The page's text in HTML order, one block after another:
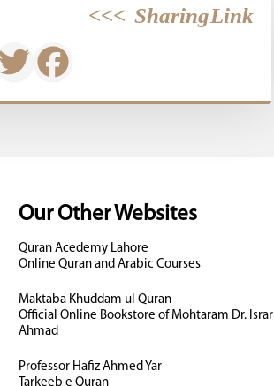
Sharing Link
>>>
Our Other Websites
Quran Acedemy Lahore
Online Quran and Arabic Courses
Maktaba Khuddam ul Quran
Official Online Bookstore of Mohtaram Dr. Israr
Ahmad
Professor Hafiz Ahmed Yar
Tarkeeb e Quran